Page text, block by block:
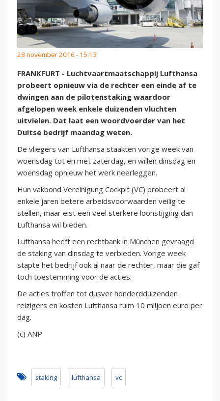
28 november 2016 - 15:13
FRANKFURT - Luchtvaartmaatschappij Lufthansa
probeert opnieuw via de rechter een einde af te
dwingen aan de pilotenstaking waardoor
afgelopen week enkele duizenden vluchten
uitvielen. Dat laat een woordvoerder van het
Duitse bedrijf maandag weten.
De vliegers van Lufthansa staakten vorige week van
woensdag tot en met zaterdag, en willen dinsdag en
woensdag opnieuw het werk neerleggen.
Hun vakbond Vereinigung Cockpit (VC) probeert al
enkele jaren betere arbeidsvoorwaarden veilig te
stellen, maar eist een veel sterkere loonstijging dan
Lufthansa wil bieden.
Lufthansa heeft een rechtbank in München gevraagd
de staking van dinsdag te verbieden. Vorige week
stapte het bedrijf ook al naar de rechter, maar die gaf
toch toestemming voor de acties.
De acties troffen tot dusver honderdduizenden
reizigers en kosten Lufthansa ruim 10 miljoen euro per
dag.
(c) ANP
staking lufthansa vc